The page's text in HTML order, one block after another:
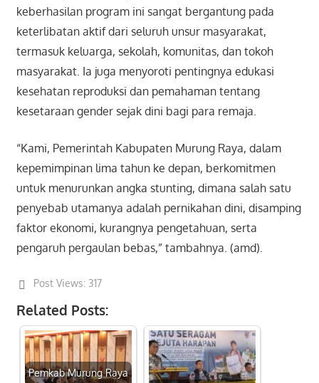
keberhasilan program ini sangat bergantung pada
keterlibatan aktif dari seluruh unsur masyarakat,
termasuk keluarga, sekolah, komunitas, dan tokoh
masyarakat. Ia juga menyoroti pentingnya edukasi
kesehatan reproduksi dan pemahaman tentang
kesetaraan gender sejak dini bagi para remaja.
“Kami, Pemerintah Kabupaten Murung Raya, dalam
kepemimpinan lima tahun ke depan, berkomitmen
untuk menurunkan angka stunting, dimana salah satu
penyebab utamanya adalah pernikahan dini, disamping
faktor ekonomi, kurangnya pengetahuan, serta
pengaruh pergaulan bebas,” tambahnya. (amd).
Post Views: 317
Related Posts:
Pemkab Murung Raya